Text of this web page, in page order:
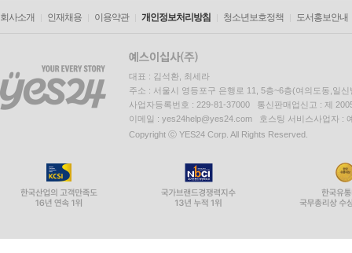
회사소개 인재채용 이용약관 개인정보처리방침 청소년보호정책 도서홍보안내
대표 : 김석환, 최세라
주소 : 서울시 영등포구 은행로 11, 5층~6층(여의도동,일신
사업자등록번호 : 229-81-37000 통신판매업신고 : 제
이메일 : yes24help@yes24.com 호스팅 서비스사업자 :
Copyright ⓒ YES24 Corp. All Rights Reserved.